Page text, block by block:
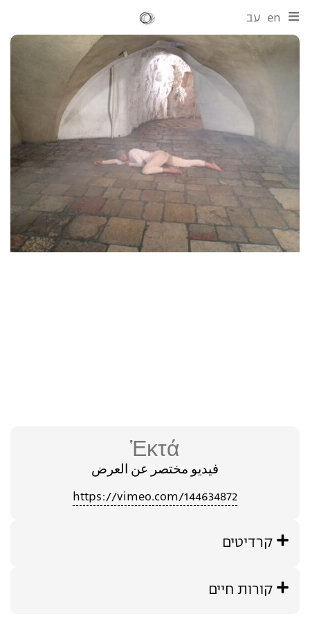
en עב
Ἑκτά
فيديو مختصر عن العرض
https://vimeo.com/144634872
קרדיטים
קורות חיים